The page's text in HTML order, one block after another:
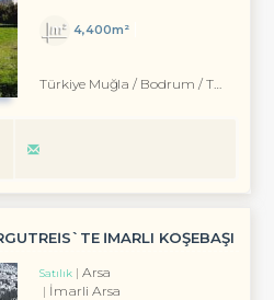
4,400m²
Türkiye Muğla / Bodrum / Turgutreis
İMARLI KÖŞEBAŞI
Satılık
Arsa
İmarli Arsa